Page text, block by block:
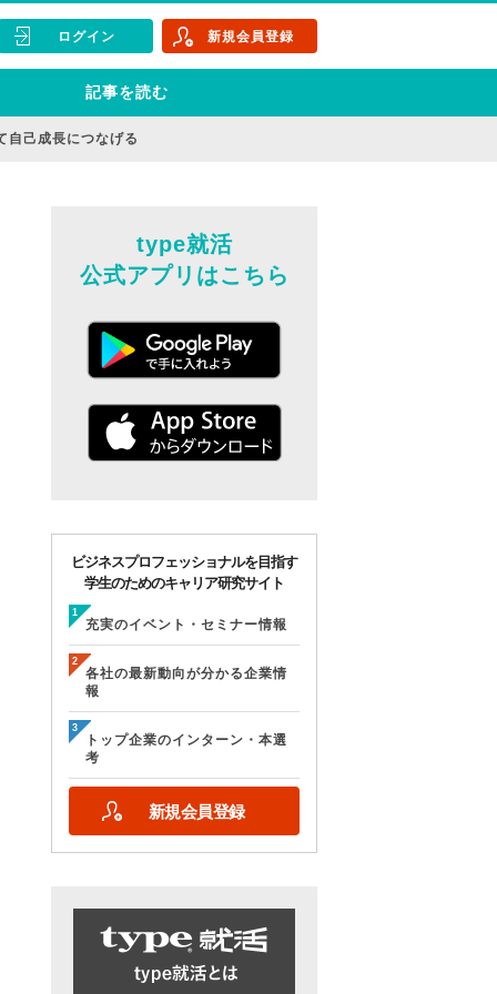
記事を読む
ログイン 新規会員登録
自己成長につなげる
type就活
公式アプリはこちら
ビジネスプロフェッショナルを目指す
学生のためのキャリア研究サイト
充実のイベント・セミナー情報
各社の最新動向が分かる企業情
報
トップ企業のインターン・本選
考
新規会員登録